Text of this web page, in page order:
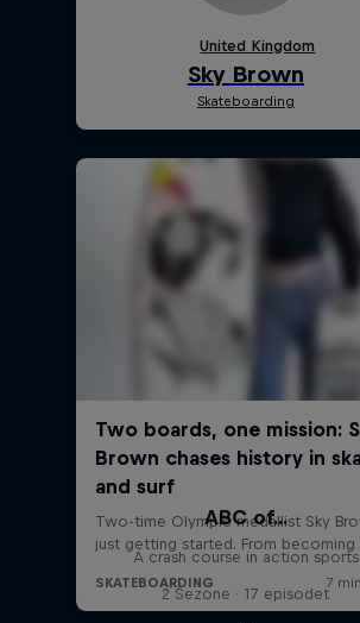
ABC of...
A crash course in action sports
2 Sezone · 17 episodet